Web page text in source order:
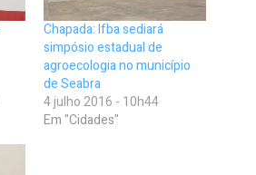
Chapada: Ifba sediará
simpósio estadual de
agroecologia no município
de Seabra
4 julho 2016 - 10h44
Em "Cidades"